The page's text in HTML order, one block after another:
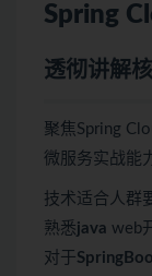
Spring
透彻讲解
聚焦Spring
微服务实战能
技术适合人群
熟悉java web
对于